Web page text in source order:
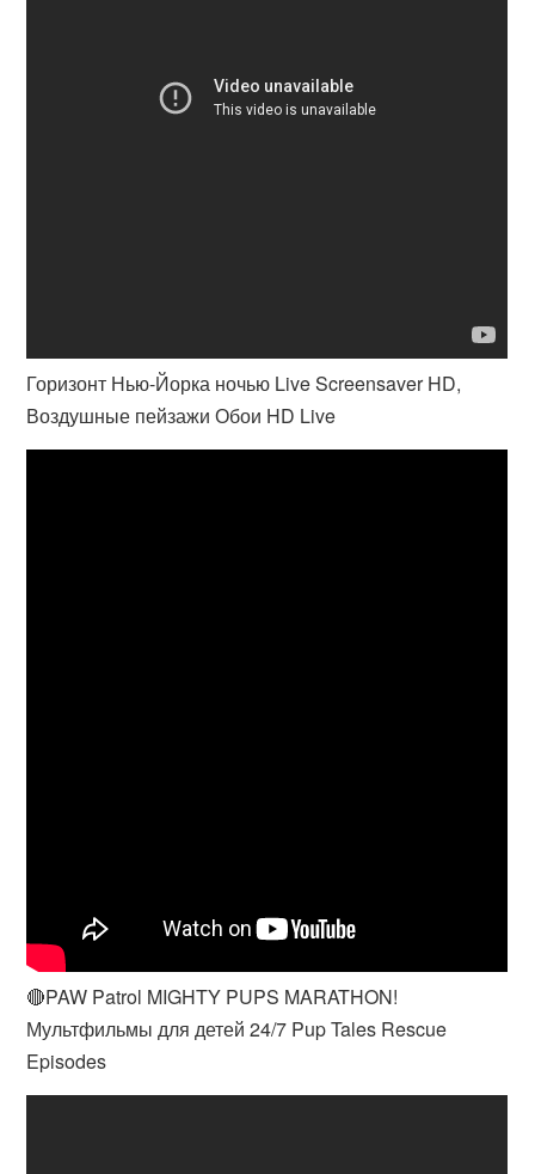
Горизонт Нью-Йорка ночью Live Screensaver HD,
Воздушные пейзажи Обои HD Live
🔴PAW Patrol MIGHTY PUPS MARATHON!
Мультфильмы для детей 24/7 Pup Tales Rescue
Episodes